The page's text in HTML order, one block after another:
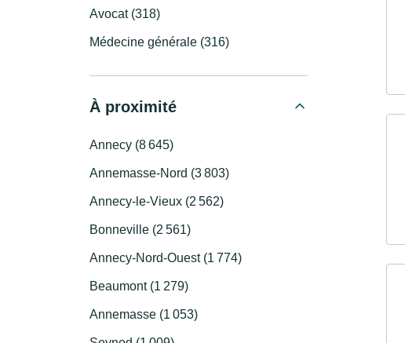
Avocat (318)
Médecine générale (316)
À proximité
Annecy (8 645)
Annemasse-Nord (3 803)
Annecy-le-Vieux (2 562)
Bonneville (2 561)
Annecy-Nord-Ouest (1 774)
Beaumont (1 279)
Annemasse (1 053)